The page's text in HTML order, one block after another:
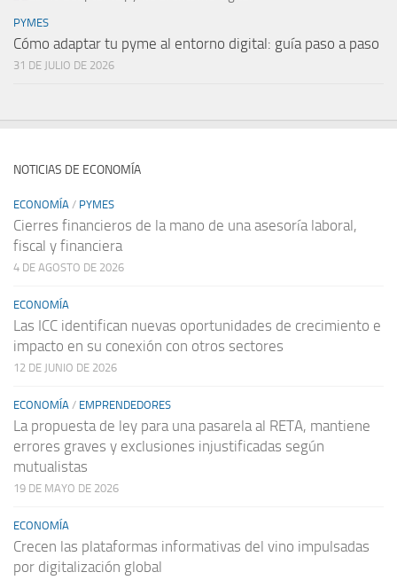
PYMES
Cómo adaptar tu pyme al entorno digital: guía paso a paso
31 DE JULIO DE 2026
NOTICIAS DE ECONOMÍA
ECONOMÍA / PYMES
Cierres financieros de la mano de una asesoría laboral,
fiscal y financiera
4 DE AGOSTO DE 2026
ECONOMÍA
Las ICC identifican nuevas oportunidades de crecimiento e
impacto en su conexión con otros sectores
12 DE JUNIO DE 2026
ECONOMÍA / EMPRENDEDORES
La propuesta de ley para una pasarela al RETA, mantiene
errores graves y exclusiones injustificadas según
mutualistas
19 DE MAYO DE 2026
ECONOMÍA
Crecen las plataformas informativas del vino impulsadas
por digitalización global